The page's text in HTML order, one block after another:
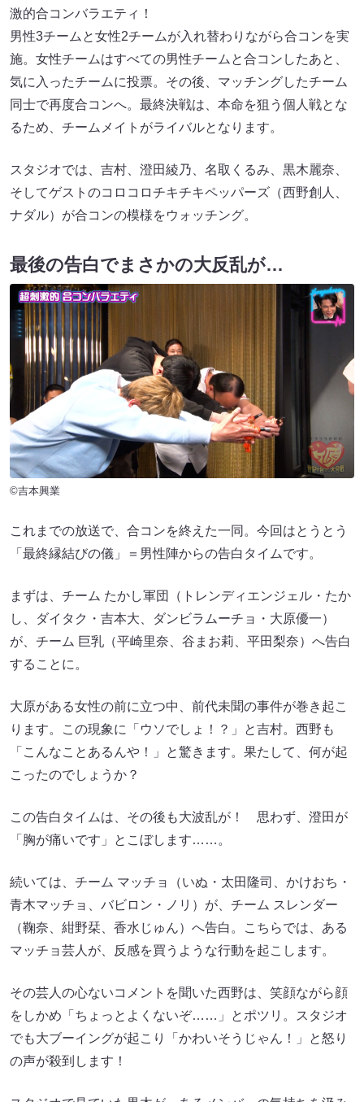
激的合コンバラエティ！
男性3チームと女性2チームが入れ替わりながら合コンを実
施。女性チームはすべての男性チームと合コンしたあと、
気に入ったチームに投票。その後、マッチングしたチーム
同士で再度合コンへ。最終決戦は、本命を狙う個人戦とな
るため、チームメイトがライバルとなります。
スタジオでは、吉村、澄田綾乃、名取くるみ、黒木麗奈、
そしてゲストのコロコロチキチキペッパーズ（西野創人、
ナダル）が合コンの模様をウォッチング。
最後の告白でまさかの大反乱が…
©吉本興業
これまでの放送で、合コンを終えた一同。今回はとうとう
「最終縁結びの儀」＝男性陣からの告白タイムです。
まずは、チーム たかし軍団（トレンディエンジェル・たか
し、ダイタク・吉本大、ダンビラムーチョ・大原優一）
が、チーム 巨乳（平崎里奈、谷まお莉、平田梨奈）へ告白
することに。
大原がある女性の前に立つ中、前代未聞の事件が巻き起こ
ります。この現象に「ウソでしょ！？」と吉村。西野も
「こんなことあるんや！」と驚きます。果たして、何が起
こったのでしょうか？
この告白タイムは、その後も大波乱が！ 思わず、澄田が
「胸が痛いです」とこぼします……。
続いては、チーム マッチョ（いぬ・太田隆司、かけおち・
青木マッチョ、バビロン・ノリ）が、チーム スレンダー
（鞠奈、紺野栞、香水じゅん）へ告白。こちらでは、ある
マッチョ芸人が、反感を買うような行動を起こします。
その芸人の心ないコメントを聞いた西野は、笑顔ながら顔
をしかめ「ちょっとよくないぞ……」とポツリ。スタジオ
でも大ブーイングが起こり「かわいそうじゃん！」と怒り
の声が殺到します！